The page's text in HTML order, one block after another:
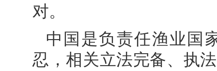
对。
中国是负责任渔业国
忍，相关立法完备、执